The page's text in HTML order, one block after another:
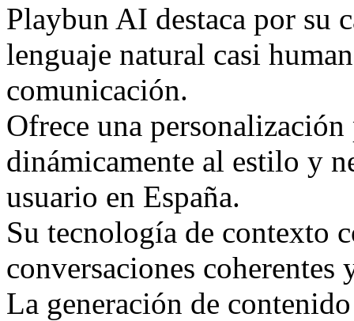
Playbun AI destaca por su
lenguaje natural casi
comunicación.
Ofrece una
dinámicamente al estilo y
usuario en España.
Su tecnología de contexto
conversaciones
La generación de